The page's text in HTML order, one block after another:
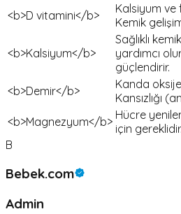
<b>D vitamini</b>
Kalsiyum ve
Kemik
<b>Kalsiyum</b>
Sağlıklı
yardımcı
güçlendirir.
<b>Demir</b>
Kanda
Kansızlığı
<b>Magnezyum</b> Hücre
için gereklidir.
B
Bebek.com
Admin